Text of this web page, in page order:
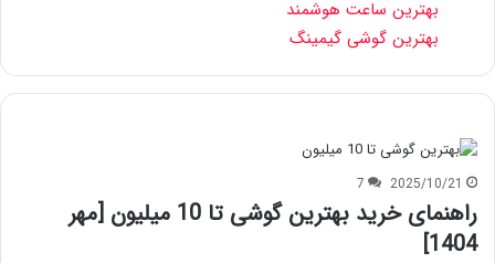
بهترین ساعت هوشمند
بهترین گوشی گیمینگ
2025/10/21
7
راهنمای خرید بهترین گوشی تا 10 میلیون [مهر
1404]